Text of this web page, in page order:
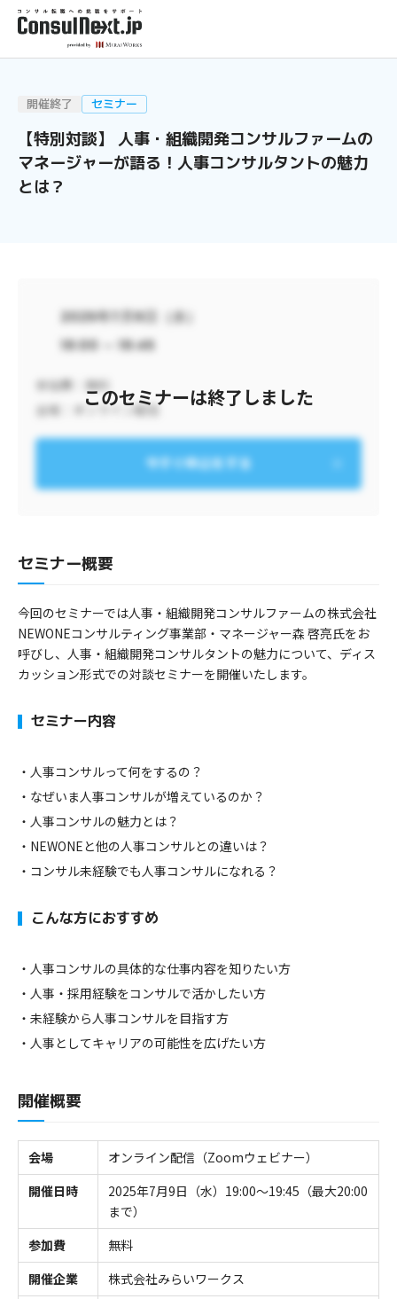
開催終了 セミナー
【特別対談】 人事・組織開発コンサルファームの
マネージャーが語る！人事コンサルタントの魅力
とは？
セミナー概要
今回のセミナーでは人事・組織開発コンサルファームの株式会社
NEWONEコンサルティング事業部・マネージャー森 啓亮氏をお
呼びし、人事・組織開発コンサルタントの魅力について、ディス
カッション形式での対談セミナーを開催いたします。
セミナー内容
人事コンサルって何をするの？
なぜいま人事コンサルが増えているのか？
人事コンサルの魅力とは？
NEWONEと他の人事コンサルとの違いは？
コンサル未経験でも人事コンサルになれる？
こんな方におすすめ
人事コンサルの具体的な仕事内容を知りたい方
人事・採用経験をコンサルで活かしたい方
未経験から人事コンサルを目指す方
人事としてキャリアの可能性を広げたい方
開催概要
会場
オンライン配信（Zoomウェビナー）
開催日時
2025年7月9日（水）19:00～19:45（最大20:00
まで）
参加費
無料
開催企業
株式会社みらいワークス
このセミナーは終了しました
2025年7月9日（水）
19:00 ～ 19:45
参加費：
無料
会場：
オンライン配信
今すぐ申込をする